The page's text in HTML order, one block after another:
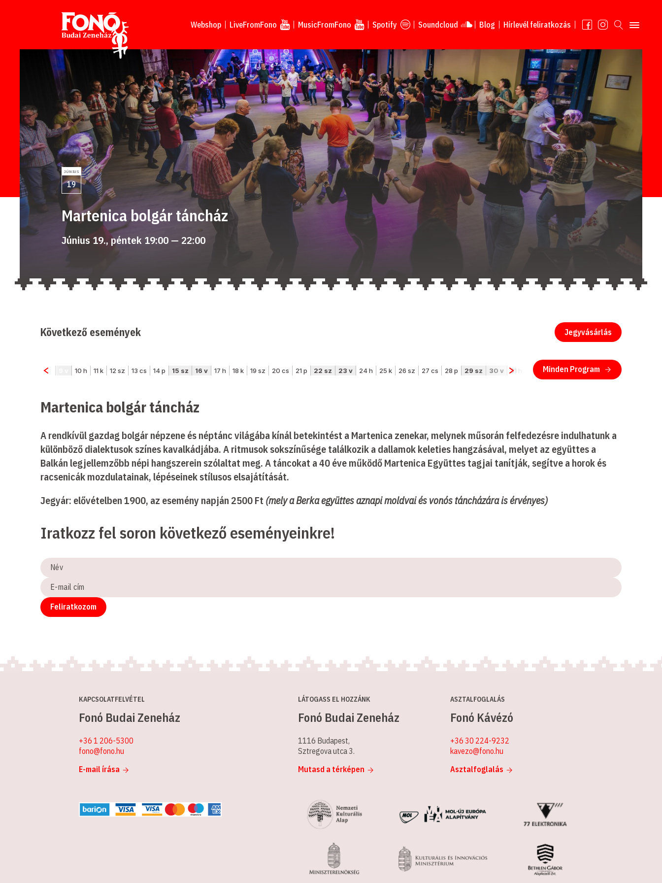
Tovább a tartalomhoz
Webshop LiveFromFono MusicFromFono Spotify Soundcloud Blog Hírlevél feliratkozás
JÚNIUS
19
Martenica bolgár táncház
Június 19., péntek 19:00 — 22:00
Jegyvásárlás
Következő események
Martenica bolgár táncház
A rendkívül gazdag bolgár népzene és néptánc világába kínál betekintést a Martenica zenekar, melynek műsorán felfedezésre indulhatunk a
különböző dialektusok színes kavalkádjába. A ritmusok sokszínűsége találkozik a dallamok keleties hangzásával, melyet az együttes a
Balkán legjellemzőbb népi hangszerein szólaltat meg. A táncokat a 40 éve működő Martenica Együttes tagjai tanítják, segítve a horok és
racsenicák mozdulatainak, lépéseinek stílusos elsajátítását.
Jegyár: elővételben 1900, az esemény napján 2500 Ft (mely a Berka együttes aznapi moldvai és vonós táncházára is érvényes)
Iratkozz fel soron következő eseményeinkre!
Név
E-
mail
cím
Feliratkozom
KAPCSOLATFELVÉTEL
Fonó Budai Zeneház
+36 1 206-5300
fono@fono.hu
E-mail írása
LÁTOGASS EL HOZZÁNK
Fonó Budai Zeneház
1116 Budapest,
Sztregova utca 3.
Mutasd a térképen
ASZTALFOGLALÁS
Fonó Kávézó
+36 30 224-9232
kavezo@fono.hu
Asztalfoglalás